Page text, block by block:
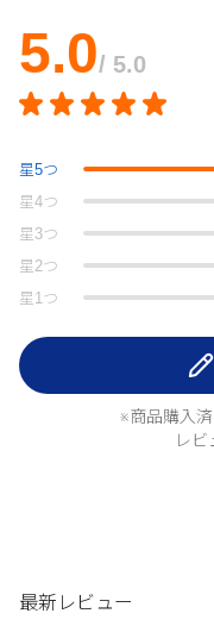
5.0/ 5.0
星5つ
星4つ
星 3つ
星 2つ
星 1つ
※商品購入
レ
最新レビュー